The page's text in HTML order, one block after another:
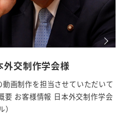
外交制作学会様
画制作を担当させていただいて
要 お客様情報 日本外交制作学会